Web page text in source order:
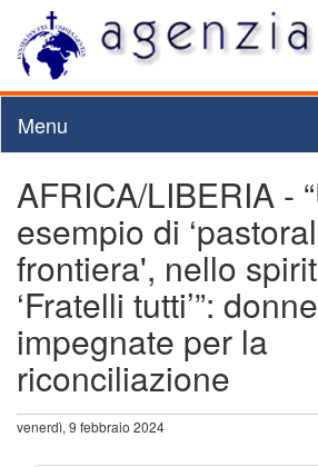
Menu
AFRICA/LIBERIA -
esempio di
frontiera', nello
‘Fratelli tutti’”: donne
impegnate per la
riconciliazione
venerdì, 9 febbraio 2024